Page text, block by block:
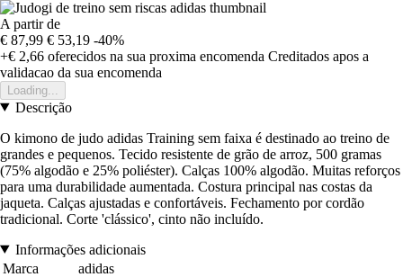
A partir de
€ 87,99 € 53,19 -40%
+€ 2,66 oferecidos na sua proxima encomenda Creditados apos a
validacao da sua encomenda
Loading...
Descrição
O kimono de judo adidas Training sem faixa é destinado ao treino de
grandes e pequenos. Tecido resistente de grão de arroz, 500 gramas
(75% algodão e 25% poliéster). Calças 100% algodão. Muitas reforços
para uma durabilidade aumentada. Costura principal nas costas da
jaqueta. Calças ajustadas e confortáveis. Fechamento por cordão
tradicional. Corte 'clássico', cinto não incluído.
Informações adicionais
Marca
adidas